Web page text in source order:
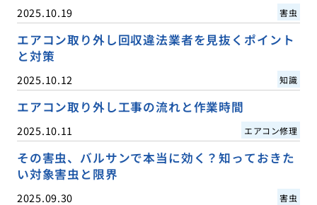
2025.10.19 害虫
エアコン取り外し回収違法業者を見抜くポイント
と対策
2025.10.12 知識
エアコン取り外し工事の流れと作業時間
2025.10.11 エアコン修理
その害虫、バルサンで本当に効く？知っておきた
い対象害虫と限界
2025.09.30 害虫